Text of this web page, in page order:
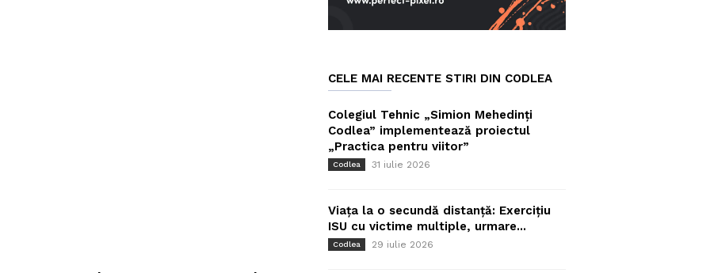
CELE MAI RECENTE STIRI DIN CODLEA
Colegiul Tehnic „Simion Mehedinți
Codlea” implementează proiectul
„Practica pentru viitor”
Codlea 31 iulie 2026
Viața la o secundă distanță: Exercițiu
ISU cu victime multiple, urmare...
Codlea 29 iulie 2026